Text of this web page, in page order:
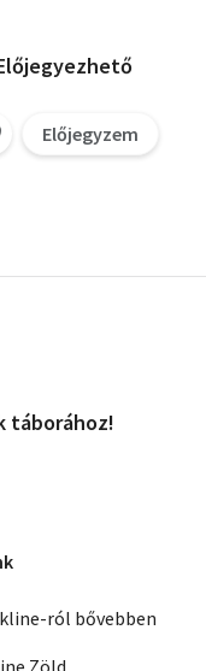
Előjegyzem
táborához!
ról bővebben
Zöld